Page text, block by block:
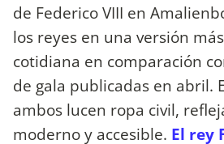
de Federico VIII en
los reyes en una versión
cotidiana en comparación
de gala publicadas en abril.
ambos lucen ropa civil,
moderno y accesible. El rey